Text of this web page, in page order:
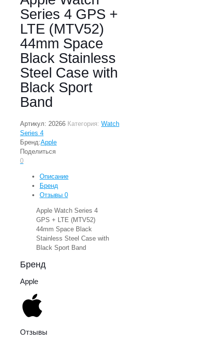
Series 4 GPS +
LTE (MTV52)
44mm Space
Black Stainless
Steel Case with
Black Sport
Band
Артикул: 20266 Категория: Watch
Series 4
Бренд:Apple
Поделиться
0
Описание
Бренд
Отзывы 0
Apple Watch Series 4
GPS + LTE (MTV52)
44mm Space Black
Stainless Steel Case with
Black Sport Band
Бренд
Apple
Отзывы